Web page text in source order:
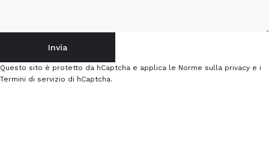
MessaggioInvia
Questo sito è protetto da hCaptcha e applica le Norme sulla privacy e i
Termini di servizio di hCaptcha.